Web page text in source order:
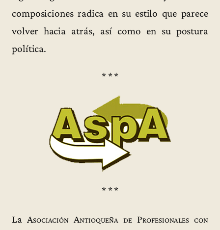
composiciones radica en su estilo que parece
volver hacia atrás, así como en su postura
política.
* * *
* * *
La Asociación Antioqueña de Profesionales con